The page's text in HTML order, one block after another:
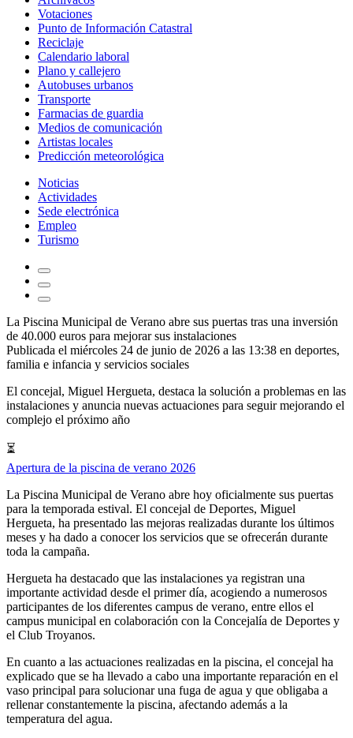
Votaciones
Punto de Información Catastral
Reciclaje
Calendario laboral
Plano y callejero
Autobuses urbanos
Transporte
Farmacias de guardia
Medios de comunicación
Artistas locales
Predicción meteorológica
Noticias
Actividades
Sede electrónica
Empleo
Turismo
La Piscina Municipal de Verano abre sus puertas tras una inversión
de 40.000 euros para mejorar sus instalaciones
Publicada el miércoles 24 de junio de 2026 a las 13:38 en deportes,
familia e infancia y servicios sociales
El concejal, Miguel Hergueta, destaca la solución a problemas en las
instalaciones y anuncia nuevas actuaciones para seguir mejorando el
complejo el próximo año
⏳
Apertura de la piscina de verano 2026
La Piscina Municipal de Verano abre hoy oficialmente sus puertas
para la temporada estival. El concejal de Deportes, Miguel
Hergueta, ha presentado las mejoras realizadas durante los últimos
meses y ha dado a conocer los servicios que se ofrecerán durante
toda la campaña.
Hergueta ha destacado que las instalaciones ya registran una
importante actividad desde el primer día, acogiendo a numerosos
participantes de los diferentes campus de verano, entre ellos el
campus municipal en colaboración con la Concejalía de Deportes y
el Club Troyanos.
En cuanto a las actuaciones realizadas en la piscina, el concejal ha
explicado que se ha llevado a cabo una importante reparación en el
vaso principal para solucionar una fuga de agua y que obligaba a
rellenar constantemente la piscina, afectando además a la
temperatura del agua.